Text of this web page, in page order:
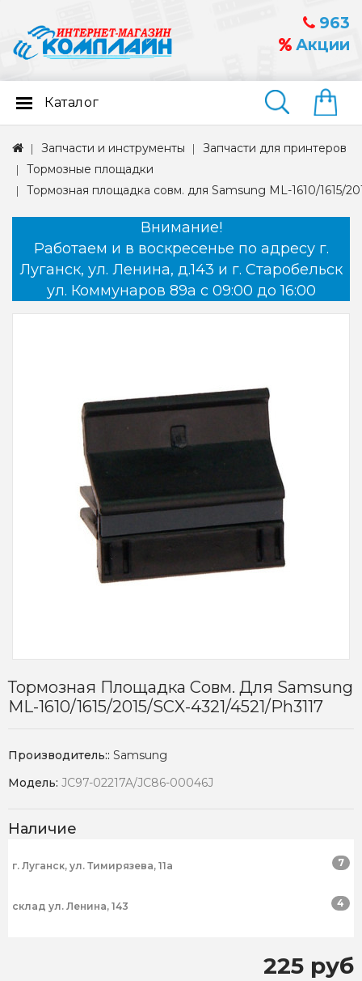
963
Акции
Найти
Каталог
Запчасти и инструменты
Запчасти для принтеров
Тормозные площадки
Тормозная площадка совм. для Samsung ML-1610/1615/
Внимание!
Работаем и в воскресенье по адресу г.
Луганск, ул. Ленина, д.143 и г. Старобельск
ул. Коммунаров 89а с 09:00 до 16:00
Тормозная Площадка Совм. Для Samsung
ML-1610/1615/2015/SCX-4321/4521/Ph3117
Производитель:: Samsung
Модель: JC97-02217A/JC86-00046J
Наличие
г. Луганск, ул. Тимирязева, 11а 7
склад ул. Ленина, 143 4
225 руб